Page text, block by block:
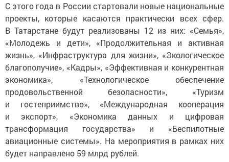
С этого года в России стартовали новые национальные
проекты, которые касаются практически всех сфер.
В Татарстане будут реализованы 12 из них: «Семья»,
«Молодежь и дети», «Продолжительная и активная
жизнь», «Инфраструктура для жизни», «Экологическое
благополучие», «Кадры», «Эффективная и конкурентная
экономика», «Технологическое обеспечение
продовольственной безопасности», «Туризм
и гостеприимство», «Международная кооперация
и экспорт», «Экономика данных и цифровая
трансформация государства» и «Беспилотные
авиационные системы». На мероприятия в рамках них
будет направлено 59 млрд рублей.